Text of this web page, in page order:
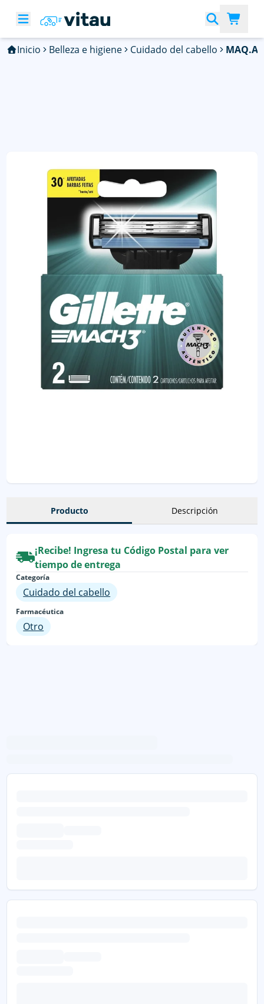
Inicio Belleza e higiene Cuidado del cabello
Producto Descripción
¡Recibe! Ingresa tu Código Postal para ver
tiempo de entrega
Categoría
Cuidado del cabello
Farmacéutica
Otro